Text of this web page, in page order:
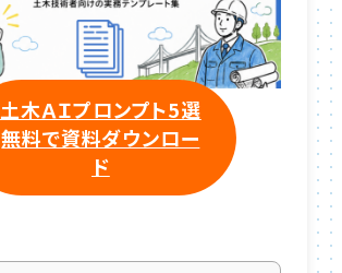
土木ＡＩプロンプト5選
無料で資料ダウンロー
ド